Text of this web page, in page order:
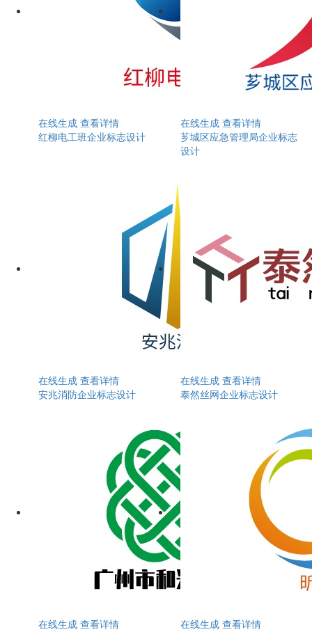
在线生成 查看详情
红柳电工班企业标志设计
在线生成 查看详情
芗城区应急管理局企业标志
设计
在线生成 查看详情
安兆消防企业标志设计
在线生成 查看详情
泰然丝网企业标志设计
在线生成 查看详情 在线生成 查看详情